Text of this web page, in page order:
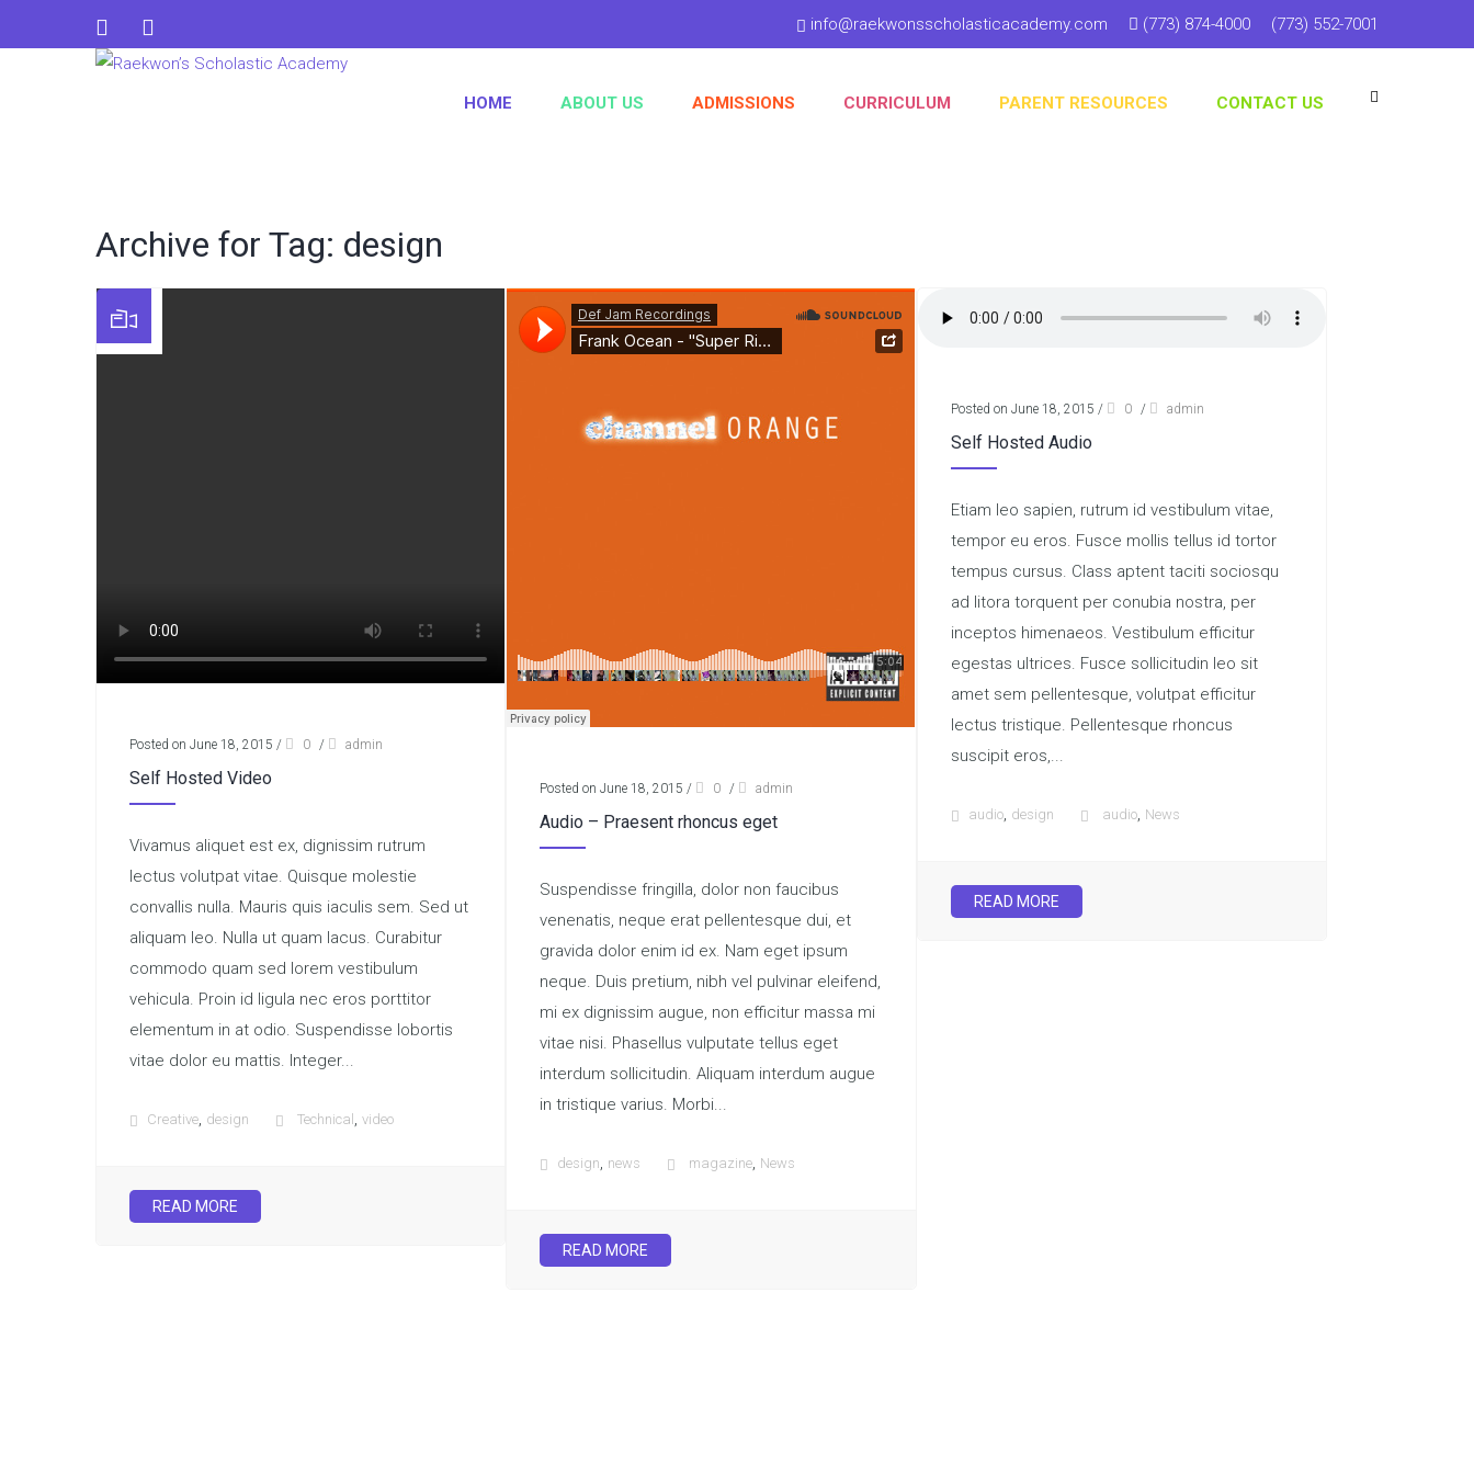
info@raekwonsscholasticacademy.com (773) 874-4000 (773) 552-7001
HOME ABOUT US ADMISSIONS CURRICULUM PARENT RESOURCES CONTACT US
Archive for Tag: design
Posted on June 18, 2015 / 0 / admin
Self Hosted Video
Vivamus aliquet est ex, dignissim rutrum
lectus volutpat vitae. Quisque molestie
convallis nulla. Mauris quis iaculis sem. Sed ut
aliquam leo. Nulla ut quam lacus. Curabitur
commodo quam sed lorem vestibulum
vehicula. Proin id ligula nec eros porttitor
elementum in at odio. Suspendisse lobortis
vitae dolor eu mattis. Integer...
Creative, design Technical , video
READ MORE
Posted on June 18, 2015 / 0 / admin
Audio – Praesent rhoncus eget
Suspendisse fringilla, dolor non faucibus
venenatis, neque erat pellentesque dui, et
gravida dolor enim id ex. Nam eget ipsum
neque. Duis pretium, nibh vel pulvinar eleifend,
mi ex dignissim augue, non efficitur massa mi
vitae nisi. Phasellus vulputate tellus eget
interdum sollicitudin. Aliquam interdum augue
in tristique varius. Morbi...
design, news magazine, News
READ MORE
Posted on June 18, 2015 / 0 / admin
Self Hosted Audio
Etiam leo sapien, rutrum id vestibulum vitae,
tempor eu eros. Fusce mollis tellus id tortor
tempus cursus. Class aptent taciti sociosqu
ad litora torquent per conubia nostra, per
inceptos himenaeos. Vestibulum efficitur
egestas ultrices. Fusce sollicitudin leo sit
amet sem pellentesque, volutpat efficitur
lectus tristique. Pellentesque rhoncus
suscipit eros,...
audio, design audio, News
READ MORE